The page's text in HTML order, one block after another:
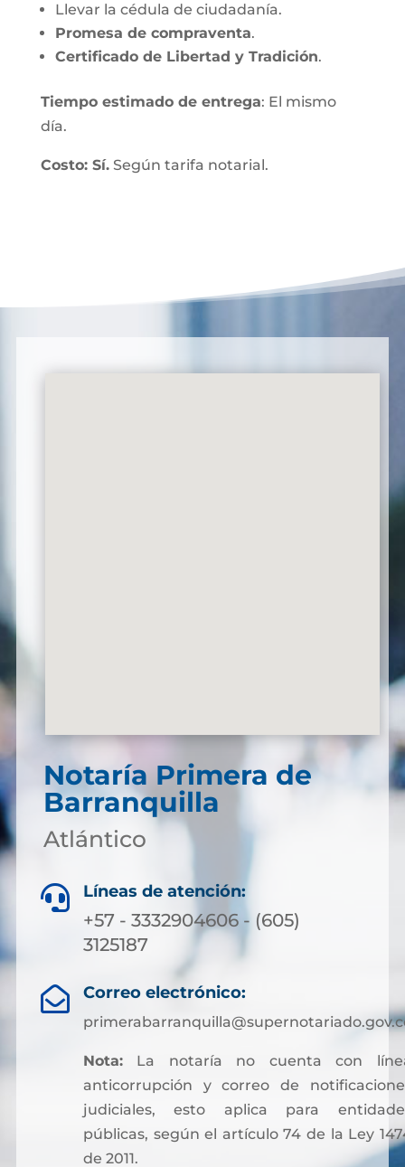
Llevar la cédula de ciudadanía.
Promesa de compraventa.
Certificado de Libertad y Tradición.
Tiempo estimado de entrega: El mismo
día.
Costo: Sí.Según tarifa notarial.
Notaría Primera de
Barranquilla
Atlántico
 Líneas de atención:
+57 - 3332904606 - (605)
3125187
 Correo electrónico:
Nota:La notaría no cuenta con
anticorrupción y correo de
judiciales, esto aplica para
públicas, según el artículo 74 de la Ley
de 2011.